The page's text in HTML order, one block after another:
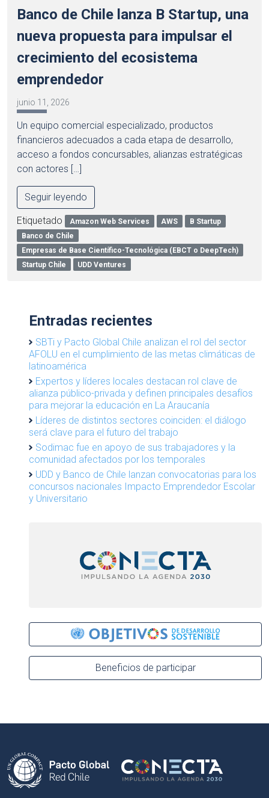
Banco de Chile lanza B Startup, una
nueva propuesta para impulsar el
crecimiento del ecosistema
emprendedor
junio 11, 2026
Un equipo comercial especializado, productos
financieros adecuados a cada etapa de desarrollo,
acceso a fondos concursables, alianzas estratégicas
con actores […]
Seguir leyendo
Etiquetado Amazon Web Services AWS
B Startup
Banco de Chile
Empresas de Base Científico-Tecnológica (EBCT o DeepTech)
Startup Chile
UDD Ventures
Entradas recientes
SBTi y Pacto Global Chile analizan el rol del sector
AFOLU en el cumplimiento de las metas climáticas de
latinoamérica
Expertos y líderes locales destacan rol clave de
alianza público-privada y definen principales desafíos
para mejorar la educación en La Araucanía
Líderes de distintos sectores coinciden: el diálogo
será clave para el futuro del trabajo
Sodimac fue en apoyo de sus trabajadores y la
comunidad afectados por los temporales
UDD y Banco de Chile lanzan convocatorias para los
concursos nacionales Impacto Emprendedor Escolar
y Universitario
Beneficios de participar